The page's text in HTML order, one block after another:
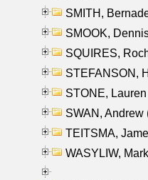
SMITH,
SMOOK,
SQUIRES,
STEFANSON,
STONE,
SWAN, Andrew
TEITSMA,
WASYLIW,